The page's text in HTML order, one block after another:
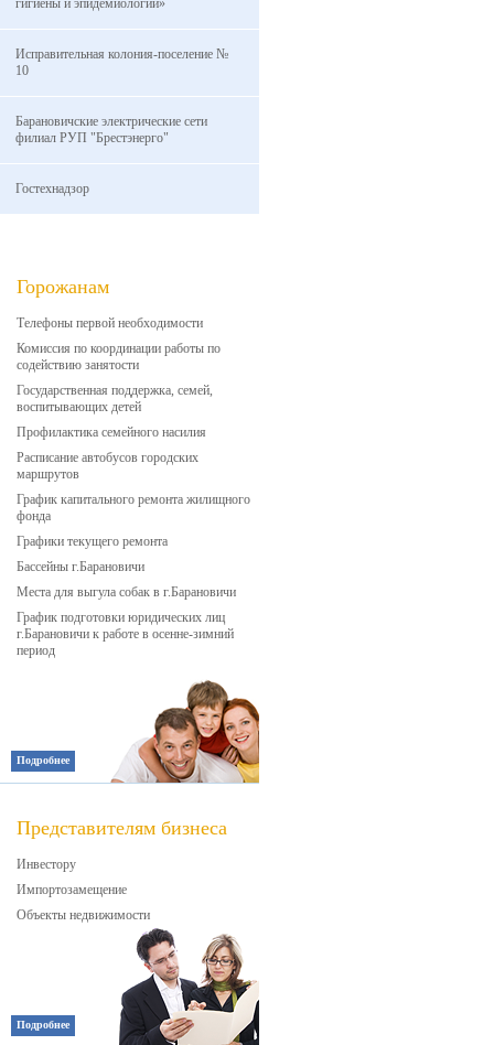
гигиены и эпидемиологии»
Исправительная колония-поселение №
10
Барановичские электрические сети
филиал РУП "Брестэнерго"
Гостехнадзор
Горожанам
Телефоны первой необходимости
Комиссия по координации работы по
содействию занятости
Государственная поддержка, семей,
воспитывающих детей
Профилактика семейного насилия
Расписание автобусов городских
маршрутов
График капитального ремонта жилищного
фонда
Графики текущего ремонта
Бассейны г.Барановичи
Места для выгула собак в г.Барановичи
График подготовки юридических лиц
г.Барановичи к работе в осенне-зимний
период
Подробнее
Представителям бизнеса
Инвестору
Импортозамещение
Объекты недвижимости
Подробнее